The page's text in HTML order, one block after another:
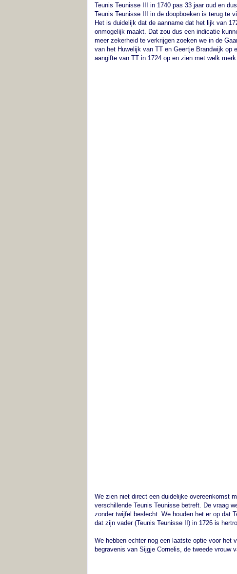
Teunis Teunisse III in 1740 pas 33 jaar oud en
Teunis Teunisse III in de doopboeken is terug te
Het is duidelijk dat de aanname dat het lijk van
onmogelijk maakt. Dat zou dus een indicatie
meer zekerheid te verkrijgen zoeken we in de
van het Huwelijk van TT en Geertje Brandwijk op
aangifte van TT in 1724 op en zien met welk merk
We zien niet direct een duidelijke overeenkomst
verschillende Teunis Teunisse betreft. De vraag
zonder twijfel beslecht. We houden het er op dat
dat zijn vader (Teunis Teunisse II) in 1726 is
We hebben echter nog een laatste optie voor het
begravenis van Sijgje Cornelis, de tweede vrouw